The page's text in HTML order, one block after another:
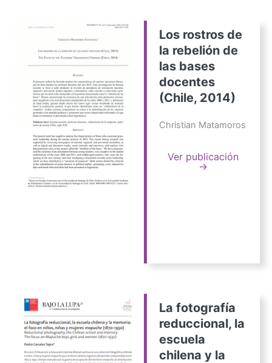
Los rostros de
la rebelión de
las bases
docentes
(Chile, 2014)
Christian Matamoros
Ver publicación
→
La fotografía
reduccional, la
escuela
chilena y la